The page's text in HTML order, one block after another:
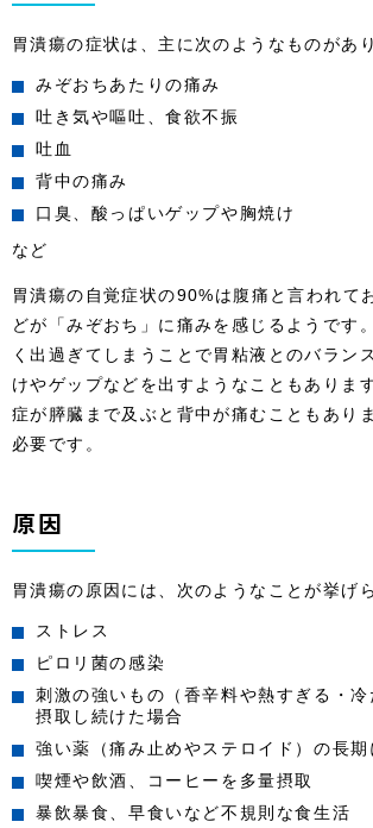
胃潰瘍の症状は、主に次のようなものがあ
みぞおちあたりの痛み
吐き気や嘔吐、食欲不振
吐血
背中の痛み
口臭、酸っぱいゲップや胸焼け
など
胃潰瘍の自覚症状の90%は腹痛と言われて
どが「みぞおち」に痛みを感じるようです
く出過ぎてしまうことで胃粘液とのバラン
けやゲップなどを出すようなこともありま
症が膵臓まで及ぶと背中が痛むこともあり
必要です。
原因
胃潰瘍の原因には、次のようなことが挙げ
ストレス
ピロリ菌の感染
刺激の強いもの（香辛料や熱すぎる・
摂取し続けた場合
強い薬（痛み止めやステロイド）の長期
喫煙や飲酒、コーヒーを多量摂取
暴飲暴食、早食いなど不規則な食生活